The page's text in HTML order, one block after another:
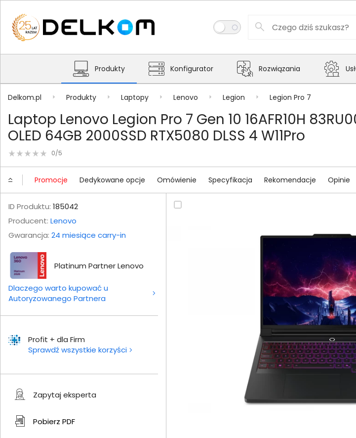
Produkty Konfigurator Rozwiązania
Delkom.pl Produkty Laptopy Lenovo Legion Legion Pro 7
Laptop Lenovo Legion Pro 7 Gen 10 16AFR10H
OLED 64GB 2000SSD RTX5080 DLSS 4 W11Pro
0/5
Promocje Dedykowane opcje Omówienie Specyfikacja Rekomendacje Opinie
ID Produktu: 185042
Producent: Lenovo
Gwarancja: 24 miesiące carry-in
Platinum Partner Lenovo
Dlaczego warto kupować u
Autoryzowanego Partnera
Profit + dla Firm
Sprawdź wszystkie korzyści
Zapytaj eksperta
Pobierz PDF